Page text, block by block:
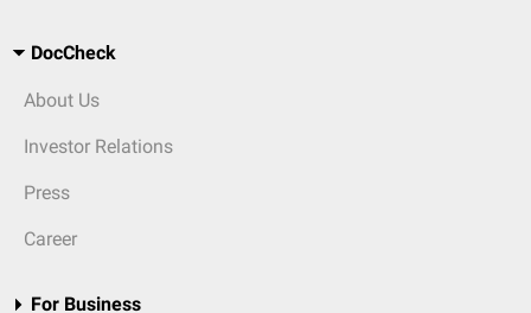
DocCheck
About Us
Investor Relations
Press
Career
For Business